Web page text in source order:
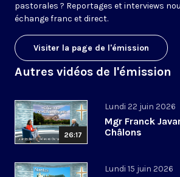
pastorales ? Reportages et interviews
échange franc et direct.
Visiter la page de l'émission
Autres vidéos de l'émission
26:17
Lundi 22 juin 2026
Mgr Franck
Châlons
Lundi 15 juin 2026